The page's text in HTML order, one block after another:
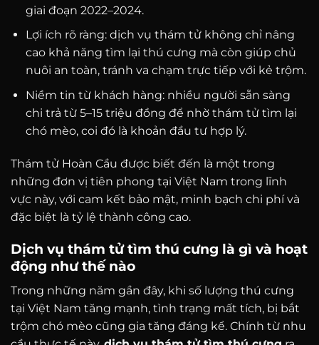
giai đoạn 2022–2024.
Lợi ích rõ ràng: dịch vụ thám tử không chỉ nâng
cao khả năng tìm lại thú cưng mà còn giúp chủ
nuôi an toàn, tránh va chạm trực tiếp với kẻ trộm.
Niềm tin từ khách hàng: nhiều người sẵn sàng
chi trả từ 5–15 triệu đồng để nhờ thám tử tìm lại
chó mèo, coi đó là khoản đầu tư hợp lý.
Thám tử Hoàn Cầu được biết đến là một trong
những đơn vị tiên phong tại Việt Nam trong lĩnh
vực này, với cam kết bảo mật, minh bạch chi phí và
đặc biệt là tỷ lệ thành công cao.
Dịch vụ thám tử tìm thú cưng là gì và hoạt
động như thế nào
Trong những năm gần đây, khi số lượng thú cưng
tại Việt Nam tăng mạnh, tình trạng mất tích, bị bắt
trộm chó mèo cũng gia tăng đáng kể. Chính từ nhu